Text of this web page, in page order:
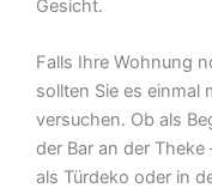
Gesicht.
Falls Ihre Wohnung
sollten Sie es einmal
versuchen. Ob als
der Bar an der
als Türdeko oder in